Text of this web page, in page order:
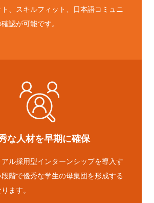
、スキルフィット、日本語コミュニ
認が可能です。
な人材を早期に確保
ル採用型インターンシップを導入す
階で優秀な学生の母集団を形成する
ます。